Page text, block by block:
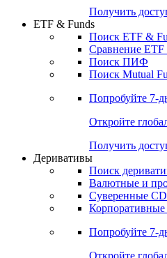
Получить
ETF & Funds
Поиск ETF &
Сравнение ETF
Поиск ПИФ
Поиск Mutual
Попробуйте 7-
Откройте
Получить
Деривативы
Поиск
Валютные и
Суверенные
Корпоративные
Попробуйте 7-
Откройте